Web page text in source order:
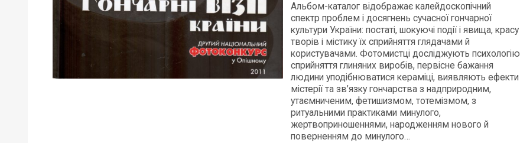
Альбом-каталог відображає калейдоскопічний
спектр проблем і досягнень сучасної гончарної
культури України: постаті, шокуючі події і явища, красу
творів і містику їх сприйняття глядачами й
користувачами. Фотомистці досліджують психологію
сприйняття глиняних виробів, первісне бажання
людини уподібнюватися кераміці, виявляють ефекти
містерії та зв’язку гончарства з надприродним,
утаємниченим, фетишизмом, тотемізмом, з
ритуальними практиками минулого,
жертвоприношеннями, народженням нового й
поверненням до минулого…